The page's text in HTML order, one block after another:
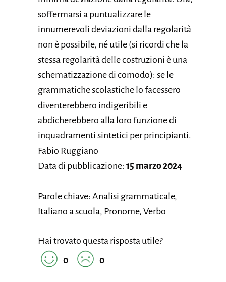
soffermarsi a puntualizzare le
innumerevoli deviazioni dalla regolarità
non è possibile, né utile (si ricordi che la
stessa regolarità delle costruzioni è una
schematizzazione di comodo): se le
grammatiche scolastiche lo facessero
diventerebbero indigeribili e
abdicherebbero alla loro funzione di
inquadramenti sintetici per principianti.
Fabio Ruggiano
Data di pubblicazione: 15 marzo 2024
Parole chiave: Analisi grammaticale,
Italiano a scuola, Pronome, Verbo
Hai trovato questa risposta utile?
0
0